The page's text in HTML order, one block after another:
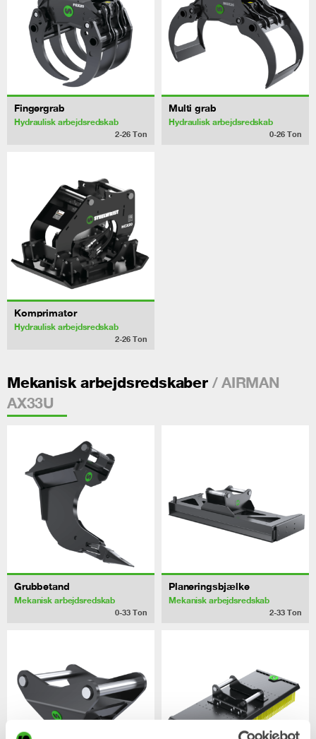
Fingergrab
Hydraulisk arbejdsredskab
2-26 Ton
Multi grab
Hydraulisk arbejdsredskab
0-26 Ton
Komprimator
Hydraulisk arbejdsredskab
2-26 Ton
Mekanisk arbejdsredskaber/ AIRMAN
AX33U
Grubbetand
Mekanisk arbejdsredskab
0-33 Ton
Planeringsbjælke
Mekanisk arbejdsredskab
2-33 Ton